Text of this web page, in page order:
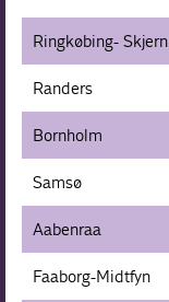
Ringkøbing- Skjern
Randers
Bornholm
Samsø
Aabenraa
Faaborg-Midtfyn